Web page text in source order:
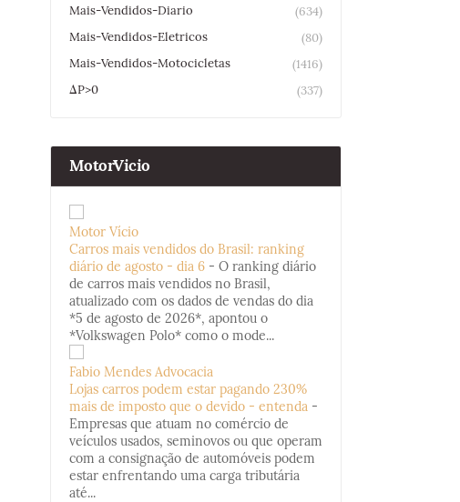
Mais-Vendidos-Diario
(634)
Mais-Vendidos-Eletricos
(80)
Mais-Vendidos-Motocicletas
(1416)
ΔP>0
(337)
MotorVicio
Motor Vício
Carros mais vendidos do Brasil: ranking
diário de agosto - dia 6 - O ranking diário
de carros mais vendidos no Brasil,
atualizado com os dados de vendas do dia
*5 de agosto de 2026*, apontou o
*Volkswagen Polo* como o mode...
Fabio Mendes Advocacia
Lojas carros podem estar pagando 230%
mais de imposto que o devido - entenda -
Empresas que atuam no comércio de
veículos usados, seminovos ou que operam
com a consignação de automóveis podem
estar enfrentando uma carga tributária
até...